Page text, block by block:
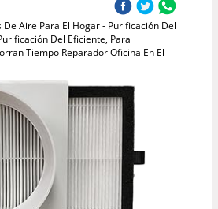
De Aire Para El Hogar - Purificación Del
Del Eficiente, Para
Tiempo Reparador Oficina En El